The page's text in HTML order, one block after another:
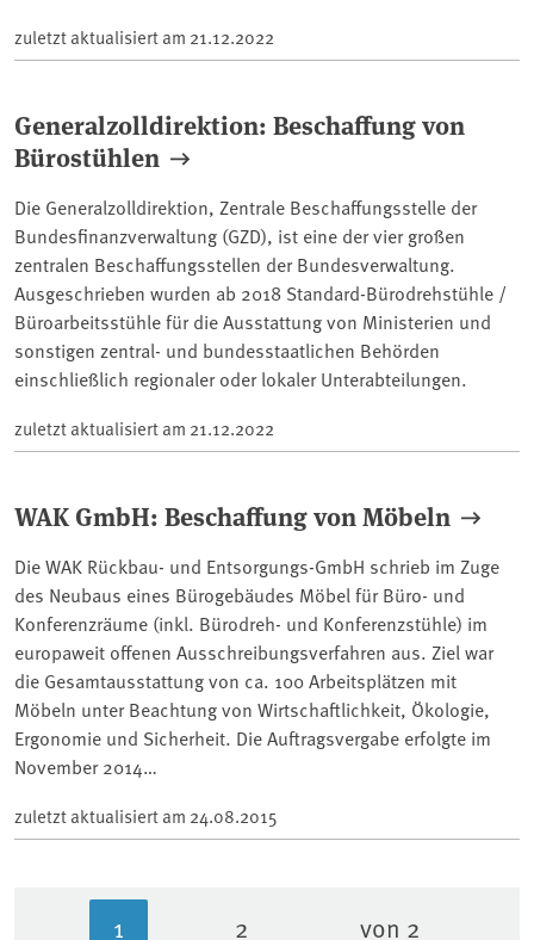
zuletzt aktualisiert am 21.12.2022
Generalzolldirektion: Beschaffung von
Bürostühlen
Die Generalzolldirektion, Zentrale Beschaffungsstelle der
Bundesfinanzverwaltung (GZD), ist eine der vier großen
zentralen Beschaffungsstellen der Bundesverwaltung.
Ausgeschrieben wurden ab 2018 Standard-Bürodrehstühle /
Büroarbeitsstühle für die Ausstattung von Ministerien und
sonstigen zentral- und bundesstaatlichen Behörden
einschließlich regionaler oder lokaler Unterabteilungen.
zuletzt aktualisiert am 21.12.2022
WAK GmbH: Beschaffung von Möbeln
Die WAK Rückbau- und Entsorgungs-GmbH schrieb im Zuge
des Neubaus eines Bürogebäudes Möbel für Büro- und
Konferenzräume (inkl. Bürodreh- und Konferenzstühle) im
europaweit offenen Ausschreibungsverfahren aus. Ziel war
die Gesamtausstattung von ca. 100 Arbeitsplätzen mit
Möbeln unter Beachtung von Wirtschaftlichkeit, Ökologie,
Ergonomie und Sicherheit. Die Auftragsvergabe erfolgte im
November 2014…
zuletzt aktualisiert am 24.08.2015
1 2 von 2